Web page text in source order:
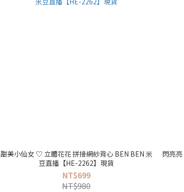
甜美小仙女 ♡ 立體花花 拼接網紗背心 BEN BEN 米
豆直播【HE-2262】現貨
NT$699
NT$980